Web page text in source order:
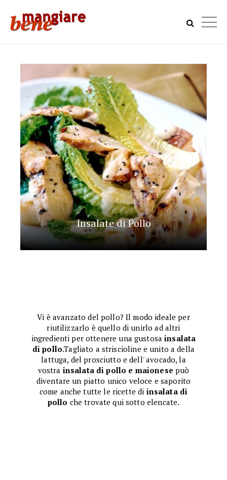
Insalate di Pollo
Vi è avanzato del pollo? Il modo ideale per
riutilizzarlo è quello di unirlo ad altri
ingredienti per ottenere una gustosainsalata
di pollo.Tagliato a striscioline e unito a della
lattuga, del prosciutto e dell' avocado, la
vostra insalata di pollo e maionese può
diventare un piatto unico veloce e saporito
come anche tutte le ricette di insalata di
pollo che trovate qui sotto elencate.